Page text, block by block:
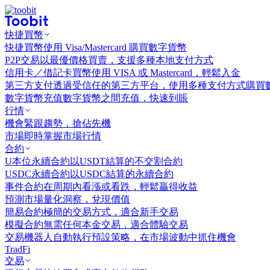
快捷買幣
快捷買幣使用 Visa/Mastercard 購買數字貨幣
P2P交易 以最優價格買賣，支援多種本地支付方式
信用卡／借記卡買幣使用 VISA 或 Mastercard，輕鬆入金
第三方支付透過受信任的第三方平台，使用多種支付方式購買
數字貨幣充值數字貨幣之間充值，快速到賬
行情
機會緊跟趨勢，搶佔先機
市場即時掌握市場行情
合約
U本位永續合約 以USDT結算的不交割合約
USDC永續合約 以USDC結算的永續合約
事件合約在周期內看漲或看跌，輕鬆贏得收益
預測市場量化洞察，兌現價值
簡易合約極簡的交易方式，適合新手交易
模擬合約無需任何本金交易，適合體驗交易
交易機器人 自動執行預設策略，在市場波動中抓住機會
TradFi
交易